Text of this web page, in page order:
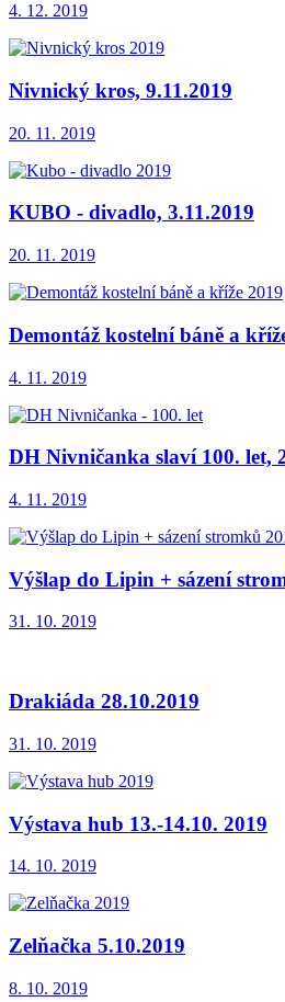
4. 12. 2019
Nivnický kros, 9.11.2019
20. 11. 2019
KUBO - divadlo, 3.11.2019
20. 11. 2019
Demontáž kostelní báně a
4. 11. 2019
DH Nivničanka slaví 100. let,
4. 11. 2019
Výšlap do Lipin + sázení
31. 10. 2019
Drakiáda 28.10.2019
31. 10. 2019
Výstava hub 13.-14.10. 2019
14. 10. 2019
Zelňačka 5.10.2019
8. 10. 2019